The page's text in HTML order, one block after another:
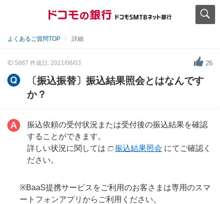
よくあるご質問TOP 詳細
ID:5887 作成日: 2021/06/03 26
〔振込振替〕振込結果照会とはなんです
か？
振込依頼の受付状況または受付後の振込結果を確認
することができます。
詳しい状況に関しては
振込結果照会 にてご確認く
ださい。
※BaaS提携サービスをご利用のお客さまは専用のスマ
ートフォンアプリからご利用ください。